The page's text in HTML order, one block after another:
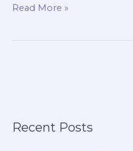
Read More »
Recent Posts